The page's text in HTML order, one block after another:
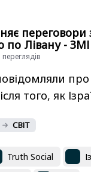
по Лівану - ЗМІ
переглядiв
того, як
СВІТ
Truth Social